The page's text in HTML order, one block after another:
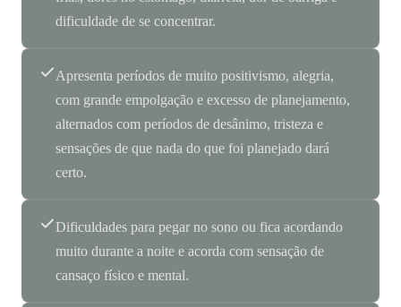
dificuldade de se concentrar.
Apresenta períodos de muito positivismo, alegria,
com grande empolgação e excesso de planejamento,
alternados com períodos de desânimo, tristeza e
sensações de que nada do que foi planejado dará
certo.
Dificuldades para pegar no sono ou fica acordando
muito durante a noite e acorda com sensação de
cansaço físico e mental.